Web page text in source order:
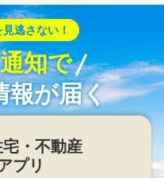
逃さない！
知で
報が届く
・不動産
プリ